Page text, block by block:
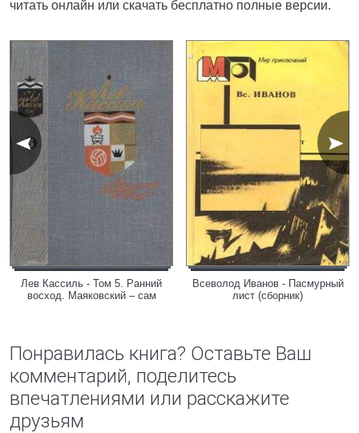
читать онлайн или скачать бесплатно полные версии.
Лев Кассиль - Том 5. Ранний
восход. Маяковский – сам
Всеволод Иванов - Пасмурный
лист (сборник)
Понравилась книга? Оставьте Ваш
комментарий, поделитесь
впечатлениями или расскажите
друзьям